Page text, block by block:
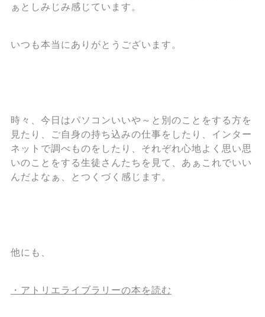
ぁとしみじみ感じています。
いつも本当にありがとうございます。
時々、今日はパソコンいいや～と別のことをする方を
見たり、ご自身の持ち込みの仕事をしたり、インター
ネットで調べものをしたり、それぞれ心地よく思い思
いのことをする生徒さんたちを見て、あぁこれでいい
んだよなぁ、とつくづく感じます。
他にも、
・アトリエライブラリーの本を読む